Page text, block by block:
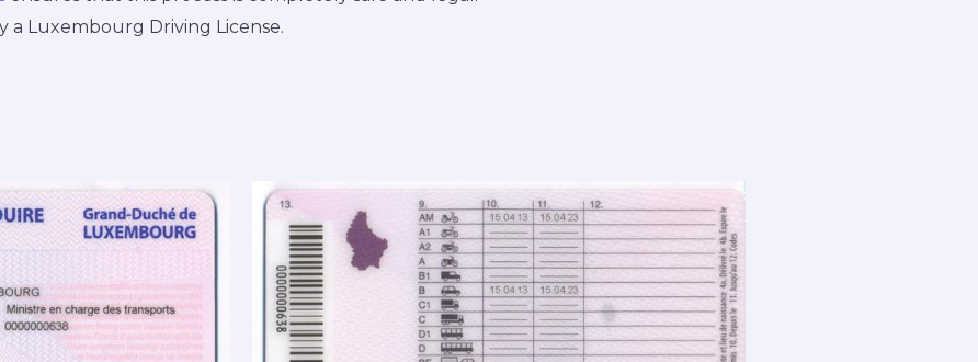
a Luxembourg Driving License.